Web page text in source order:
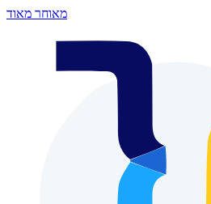
מאוחר מאוד